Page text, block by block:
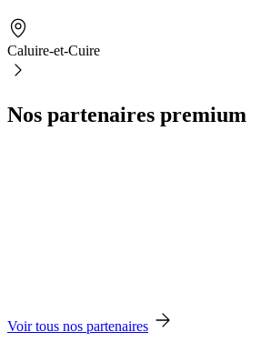
Caluire-et-Cuire
Nos partenaires premium
Voir tous nos partenaires